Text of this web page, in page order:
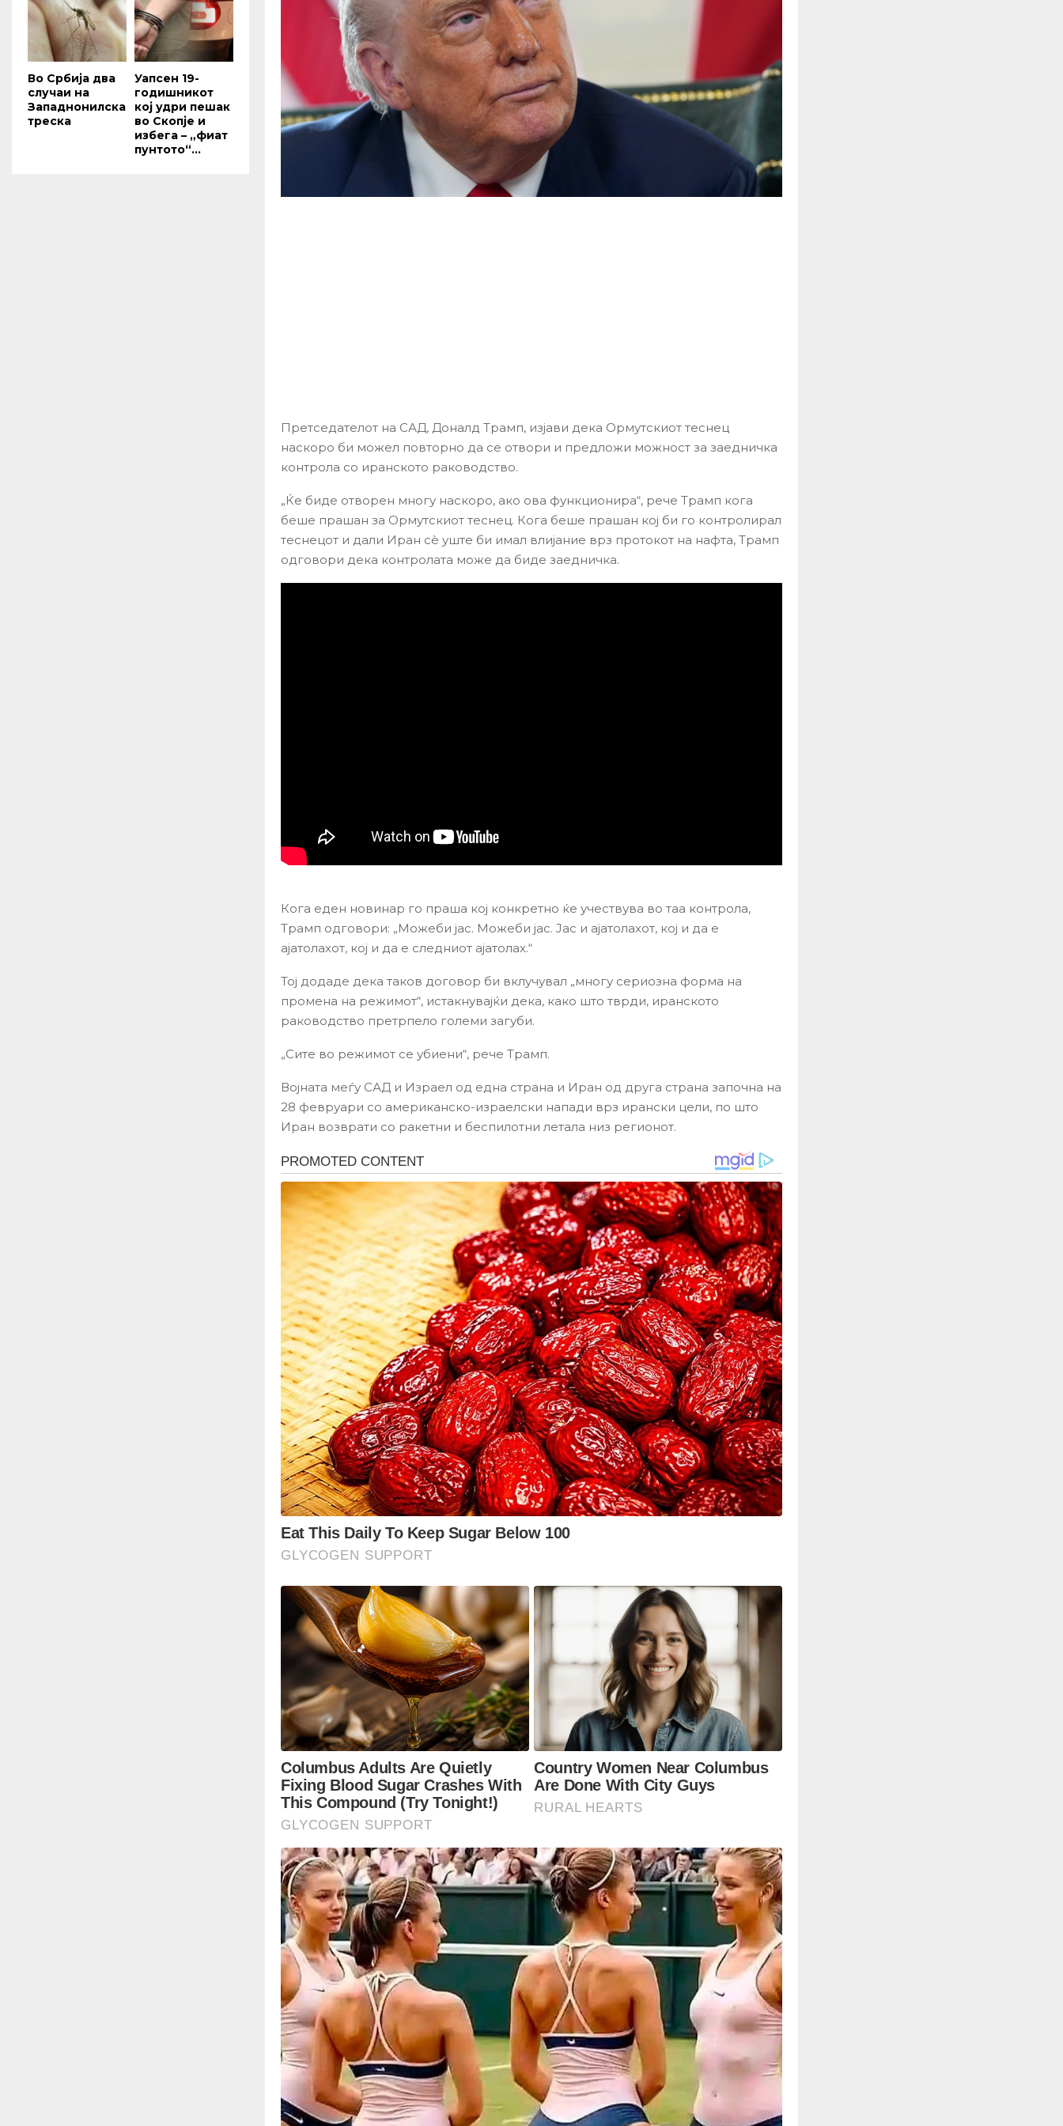
Претседателот на САД, Доналд Трамп, изјави дека Ормутскиот теснец
наскоро би можел повторно да се отвори и предложи можност за заедничка
контрола со иранското раководство.
„Ќе биде отворен многу наскоро, ако ова функционира“, рече Трамп кога
беше прашан за Ормутскиот теснец. Кога беше прашан кој би го контролирал
теснецот и дали Иран сè уште би имал влијание врз протокот на нафта, Трамп
одговори дека контролата може да биде заедничка.
Кога еден новинар го праша кој конкретно ќе учествува во таа контрола,
Трамп одговори: „Можеби јас. Можеби јас. Јас и ајатолахот, кој и да е
ајатолахот, кој и да е следниот ајатолах.“
Тој додаде дека таков договор би вклучувал „многу сериозна форма на
промена на режимот“, истакнувајќи дека, како што тврди, иранското
раководство претрпело големи загуби.
„Сите во режимот се убиени“, рече Трамп.
Војната меѓу САД и Израел од една страна и Иран од друга страна започна на
28 февруари со американско-израелски напади врз ирански цели, по што
Иран возврати со ракетни и беспилотни летала низ регионот.
Во Србија два
случaи на
Западнонилска
треска
Уапсен 19-
годишникот
кој удри пешак
во Скопје и
избега – „фиат
пунтото“...